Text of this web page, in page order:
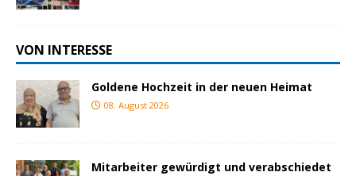
VON INTERESSE
Goldene Hochzeit in der neuen Heimat
08. August 2026
Mitarbeiter gewürdigt und verabschiedet